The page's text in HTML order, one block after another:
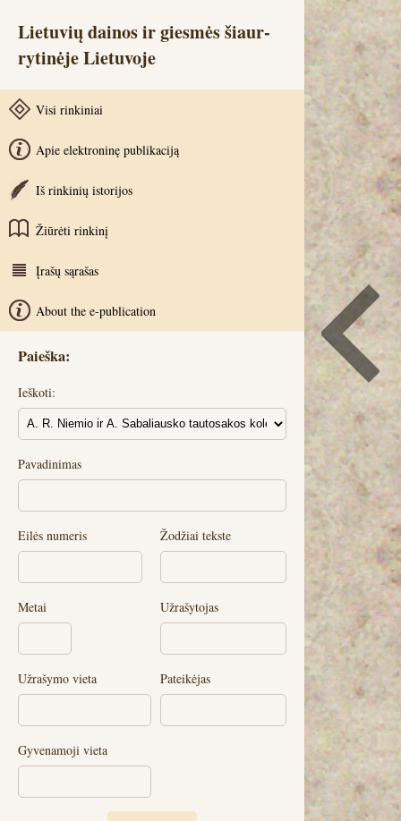
Lietuvių dainos ir giesmės šiaur-
rytinėje Lietuvoje
Visi rinkiniai
Apie elektroninę publikaciją
Iš rinkinių istorijos
Žiūrėti rinkinį
Įrašų sąrašas
About the e-publication
Paieška:
Ieškoti:
Pavadinimas
Eilės numeris Žodžiai tekste
Metai Užrašytojas
Užrašymo vieta Pateikėjas
Gyvenamoji vieta